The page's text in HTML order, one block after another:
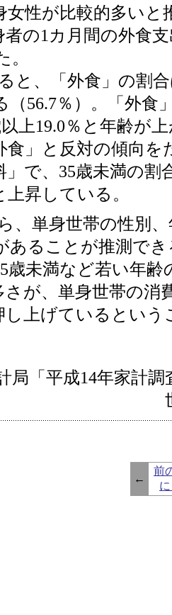
女性が比較的多いと
の1カ月間の外食支
。
と、「外食」の割
（56.7％）。「外食
上19.0％と年齢が
食」と反対の傾向を
」で、35歳未満の
昇している。
、単身世帯の性別
あることが推測で
歳未満など若い年齢
さが、単身世帯の消
し上げているとい
局「平成14年家計
←
前